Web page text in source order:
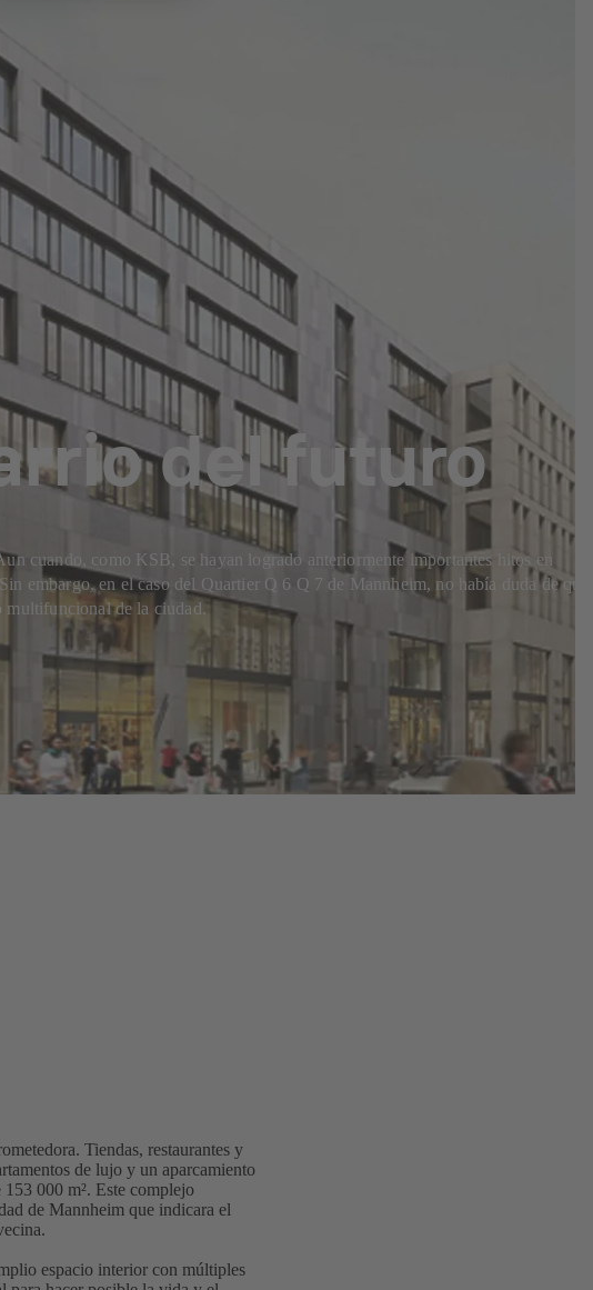
del futuro
cuando, como KSB, se hayan logrado anteriormente importantes hitos en
embargo, en el caso del Quartier Q 6 Q 7 de Mannheim, no había duda de que
multifuncional de la ciudad.
Tiendas, restaurantes y
de lujo y un aparcamiento
000 m². Este complejo
de Mannheim que indicara el
espacio interior con múltiples